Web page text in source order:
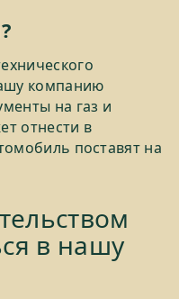
компанию
на газ и
отнести в
поставят на
в нашу